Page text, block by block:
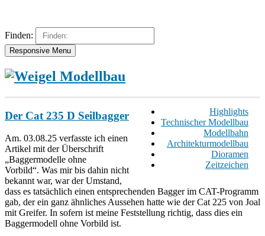
Finden:
Responsive Menu
Highlights
Technischer Modellbau
Modellbahn
Architekturmodellbau
Dioramen
Zeitzeichen
Der Cat 235 D Seilbagger
Am. 03.08.25 verfasste ich einen
Artikel mit der Überschrift
„Baggermodelle ohne
Vorbild“. Was mir bis dahin nicht
bekannt war, war der Umstand,
dass es tatsächlich einen entsprechenden Bagger im CAT-Programm
gab, der ein ganz ähnliches Aussehen hatte wie der Cat 225 von Joal
mit Greifer. In sofern ist meine Feststellung richtig, dass dies ein
Baggermodell ohne Vorbild ist.